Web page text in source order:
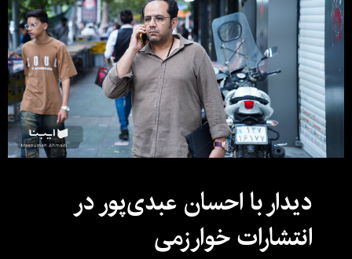
دیدار با احسان عبدی‌پور در
انتشارات خوارزمی